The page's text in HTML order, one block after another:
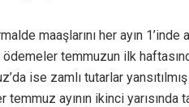
maaşlarını her ayın 1’inde
temmuzun ilk
ise zamlı tutarlar
ayının ikinci yarısında